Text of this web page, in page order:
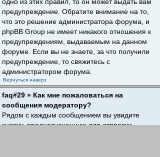
предупреждение. Обратите внимание на то,
что это решение администратора форума, и
phpBB Group не имеет никакого отношения к
предупреждениям, выдаваемым на данном
форуме. Если вы не знаете, за что получили
предупреждение, то свяжитесь с
администратором форума.
Вернуться наверх
faq#29 » Как мне пожаловаться на
сообщения модератору?
Рядом с каждым сообщением вы увидите
кнопку, предназначенную для отправки